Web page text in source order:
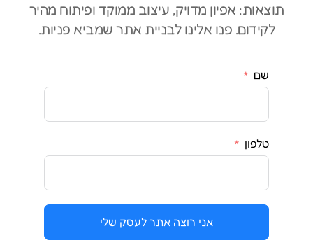
תוצאות: אפיון מדויק, עיצוב ממוקד ופיתוח מהיר
לקידום. פנו אלינו לבניית אתר שמביא פניות.
שם
טלפון
אני רוצה אתר לעסק שלי